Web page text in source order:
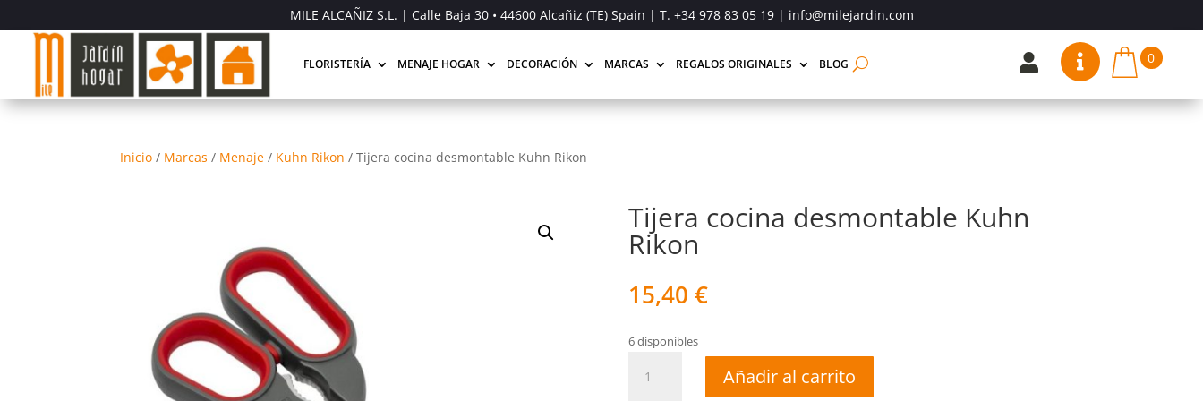
MILE ALCAÑIZ S.L. | Calle Baja 30 • 44600 Alcañiz (TE) Spain | T. +34 978 83 05 19| info@milejardin.com
FLORISTERÍA MENAJE HOGAR DECORACIÓN MARCAS REGALOS ORIGINALES BLOG   0
Inicio / Marcas / Menaje / Kuhn Rikon /Tijera cocina desmontable Kuhn Rikon
Tijera cocina desmontable Kuhn
Rikon
15,40 €
6 disponibles
cocina
Añadir al carrito